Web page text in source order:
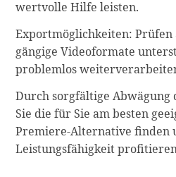
wertvolle Hilfe leisten.
Exportmöglichkeiten: Prüfen
gängige Videoformate
problemlos
Durch sorgfältige Abwägung
Sie die für Sie am besten
Premiere-Alternative finden
Leistungsfähigkeit